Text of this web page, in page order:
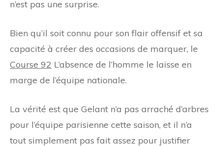
n’est pas une surprise.
Bien qu’il soit connu pour son flair offensif et sa
capacité à créer des occasions de marquer, le
Course 92 L’absence de l’homme le laisse en
marge de l’équipe nationale.
La vérité est que Gelant n’a pas arraché d’arbres
pour l’équipe parisienne cette saison, et il n’a
tout simplement pas fait assez pour justifier